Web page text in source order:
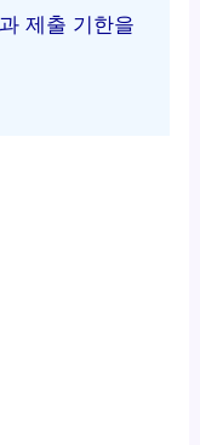
제출 기한을